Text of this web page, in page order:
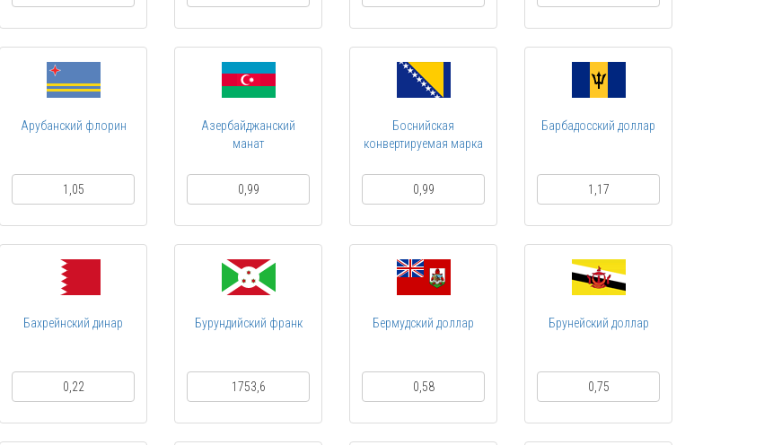
Арубанский флорин
1,05
Азербайджанский
манат
0,99
Боснийская
конвертируемая марка
0,99
Барбадосский доллар
1,17
Бахрейнский динар
0,22
Бурундийский франк
1753,6
Бермудский доллар
0,58
Брунейский доллар
0,75